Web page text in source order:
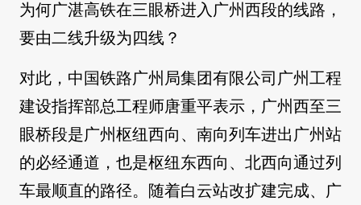
为何广湛高铁在三眼桥进入广州西段的线路，
要由二线升级为四线？
对此，中国铁路广州局集团有限公司广州工程
建设指挥部总工程师唐重平表示，广州西至三
眼桥段是广州枢纽西向、南向列车进出广州站
的必经通道，也是枢纽东西向、北西向通过列
车最顺直的路径。随着白云站改扩建完成、广